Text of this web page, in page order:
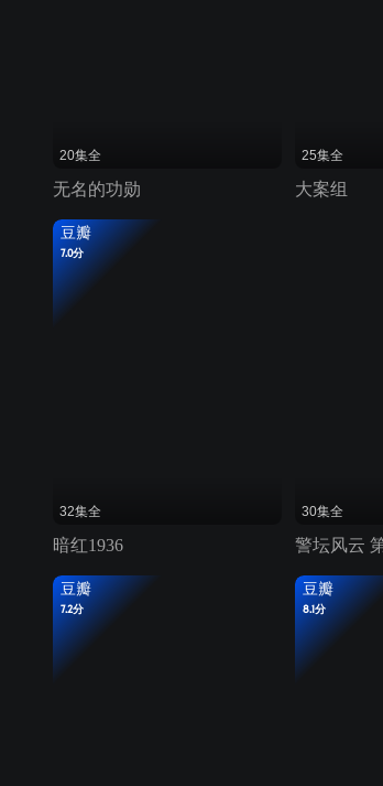
20集全
无名的功勋
25集全
大案组
豆瓣
7.0分
32集全
暗红1936
30集全
警坛风云
豆瓣
7.2分
豆瓣
8.1分